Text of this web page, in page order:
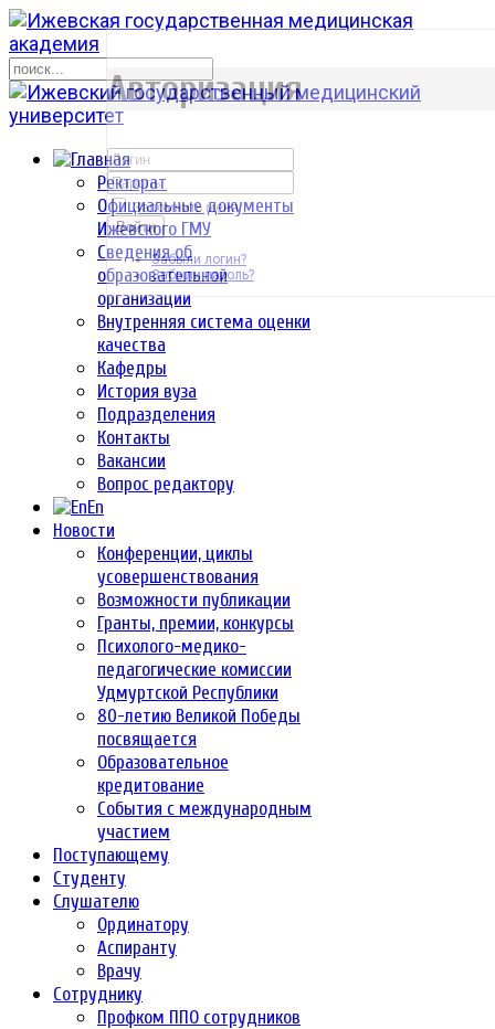
Ректорат
Официальные документы
Ижевского ГМУ
Сведения об
образовательной
организации
Внутренняя система оценки
качества
Кафедры
История вуза
Подразделения
Контакты
Вакансии
Вопрос редактору
En
Новости
Конференции, циклы
усовершенствования
Возможности публикации
Гранты, премии, конкурсы
Психолого-медико-
педагогические комиссии
Удмуртской Республики
80-летию Великой Победы
посвящается
Образовательное
кредитование
События с международным
участием
Поступающему
Студенту
Слушателю
Ординатору
Аспиранту
Врачу
Сотруднику
Профком ППО сотрудников
р
Авторизация
Запомнить меня
Войти
Забыли логин?
Забыли пароль?